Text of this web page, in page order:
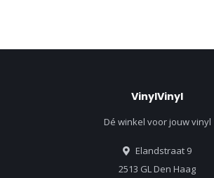
VinylVinyl
Dé winkel voor jouw vinyl
Elandstraat 9
2513 GL Den Haag